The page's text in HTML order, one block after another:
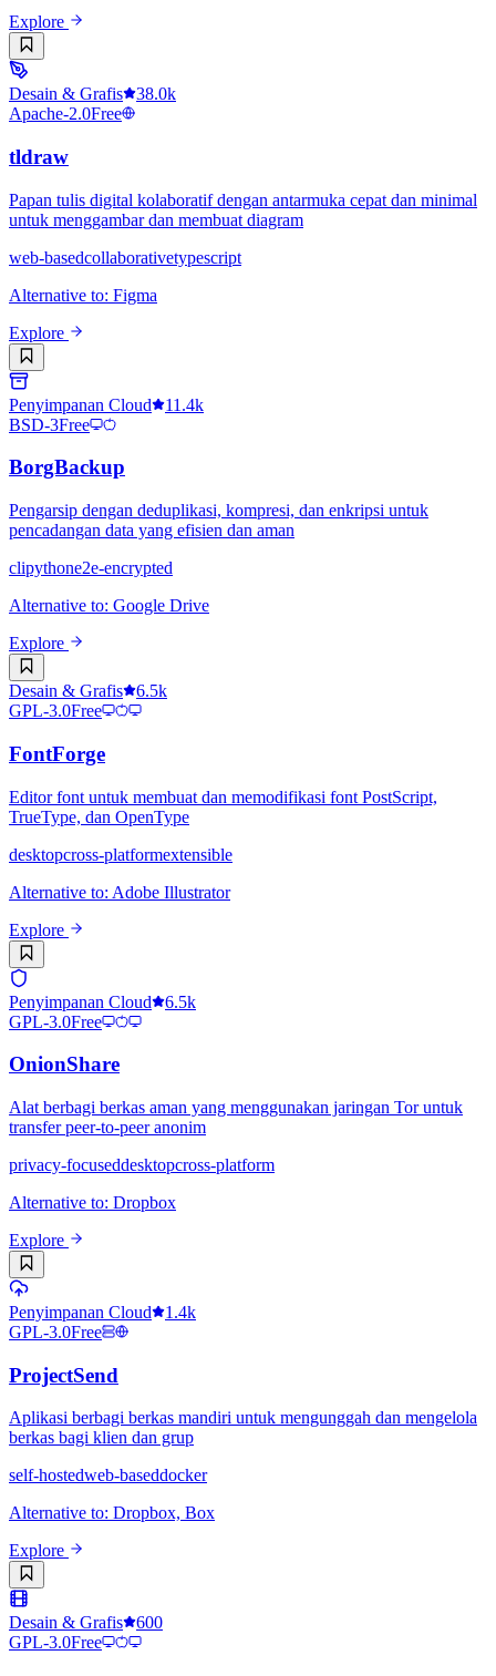
Explore
Desain & Grafis
38.0k
Apache-2.0Free
tldraw
Papan tulis digital kolaboratif dengan antarmuka cepat dan minimal
untuk menggambar dan membuat diagram
web-basedcollaborativetypescript
Alternative to: Figma
Explore
Penyimpanan Cloud
11.4k
BSD-3Free
BorgBackup
Pengarsip dengan deduplikasi, kompresi, dan enkripsi untuk
pencadangan data yang efisien dan aman
clipythone2e-encrypted
Alternative to: Google Drive
Explore
Desain & Grafis
6.5k
GPL-3.0Free
FontForge
Editor font untuk membuat dan memodifikasi font PostScript,
TrueType, dan OpenType
desktopcross-platformextensible
Alternative to: Adobe Illustrator
Explore
Penyimpanan Cloud
6.5k
GPL-3.0Free
OnionShare
Alat berbagi berkas aman yang menggunakan jaringan Tor untuk
transfer peer-to-peer anonim
privacy-focuseddesktopcross-platform
Alternative to: Dropbox
Explore
Penyimpanan Cloud
1.4k
GPL-3.0Free
ProjectSend
Aplikasi berbagi berkas mandiri untuk mengunggah dan mengelola
berkas bagi klien dan grup
self-hostedweb-baseddocker
Alternative to: Dropbox, Box
Explore
Desain & Grafis
600
GPL-3.0Free